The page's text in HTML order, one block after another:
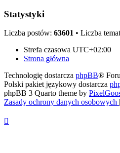
Statystyki
Liczba postów: 63601 • Liczba
Strefa czasowa UTC+02:00
Strona główna
Technologię dostarcza phpBB®
Polski pakiet językowy dostarcza
phpBB 3 Quarto theme by
Zasady ochrony danych osobowych